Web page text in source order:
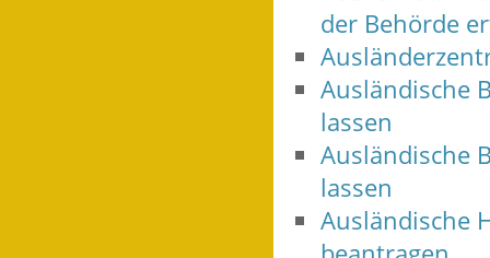
der Behörde
Ausländische
lassen
Ausländische
lassen
Ausländische